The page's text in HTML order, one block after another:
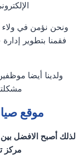
ونحن نؤمن في ولاء
فقمنا بتطوير
ولدينا أيضا
موقع
لذلك أصبح الافضل
مركز